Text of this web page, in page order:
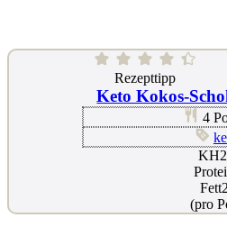
Rezepttipp
Keto Kokos-
4
netto
KH
Fett
Fett
(pro